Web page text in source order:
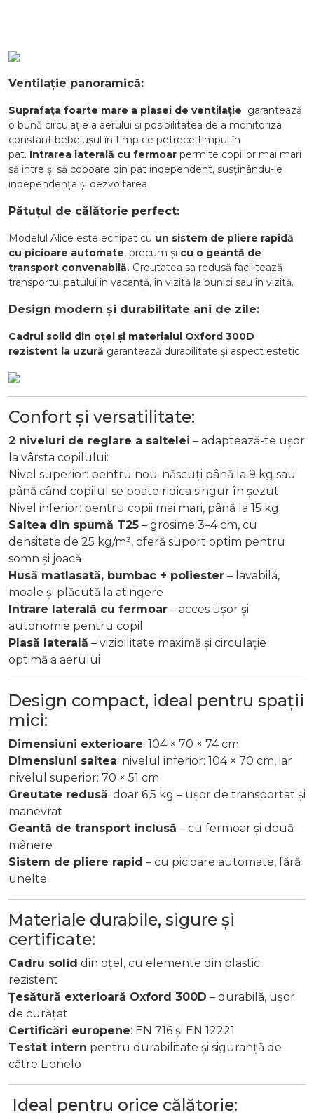
Ventilație panoramică:
Suprafața foarte mare a plasei de ventilație garantează
o bună circulație a aerului și posibilitatea de a monitoriza
constant bebelușul în timp ce petrece timpul în
pat. Intrarea laterală cu fermoar permite copiilor mai mari
să intre și să coboare din pat independent, susținându-le
independența și dezvoltarea
Pătuțul de călătorie perfect:
Modelul Alice este echipat cu un sistem de pliere rapidă
cu picioare automate, precum și cu o geantă de
transport convenabilă. Greutatea sa redusă facilitează
transportul patului în vacanță, în vizită la bunici sau în vizită.
Design modern și durabilitate ani de zile:
Cadrul solid din oțel și materialul Oxford 300D
rezistent la uzură garantează durabilitate și aspect estetic.
Confort și versatilitate:
2 niveluri de reglare a saltelei – adaptează-te ușor
la vârsta copilului:
Nivel superior: pentru nou-născuți până la 9 kg sau
până când copilul se poate ridica singur în șezut
Nivel inferior: pentru copii mai mari, până la 15 kg
Saltea din spumă T25 – grosime 3–4 cm, cu
densitate de 25 kg/m³, oferă suport optim pentru
somn și joacă
Husă matlasată, bumbac + poliester – lavabilă,
moale și plăcută la atingere
Intrare laterală cu fermoar – acces ușor și
autonomie pentru copil
Plasă laterală – vizibilitate maximă și circulație
optimă a aerului
Design compact, ideal pentru spații
mici:
Dimensiuni exterioare: 104 × 70 × 74 cm
Dimensiuni saltea: nivelul inferior: 104 × 70 cm, iar
nivelul superior: 70 × 51 cm
Greutate redusă: doar 6,5 kg – ușor de transportat și
manevrat
Geantă de transport inclusă – cu fermoar și două
mânere
Sistem de pliere rapid – cu picioare automate, fără
unelte
Materiale durabile, sigure și
certificate:
Cadru solid din oțel, cu elemente din plastic
rezistent
Țesătură exterioară Oxford 300D – durabilă, ușor
de curățat
Certificări europene: EN 716 și EN 12221
Testat intern pentru durabilitate și siguranță de
către Lionelo
Ideal pentru orice călătorie: